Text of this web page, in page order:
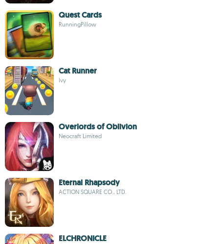
Quest Cards
RunningPillow
Cat Runner
Ivy
Overlords of Oblivion
Neocraft Limited
Eternal Rhapsody
ACTION SQUARE CO., LTD.
ELCHRONICLE